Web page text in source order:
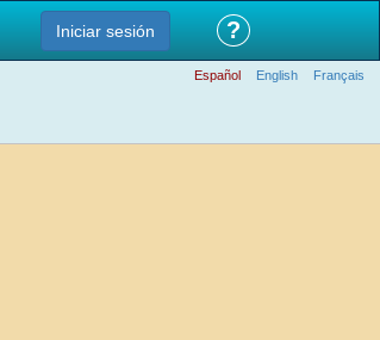
Iniciar sesión ?
Español English Français